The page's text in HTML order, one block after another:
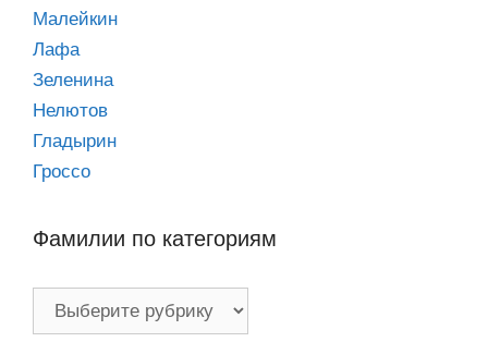
Малейкин
Лафа
Зеленина
Нелютов
Гладырин
Гроссо
Фамилии по категориям